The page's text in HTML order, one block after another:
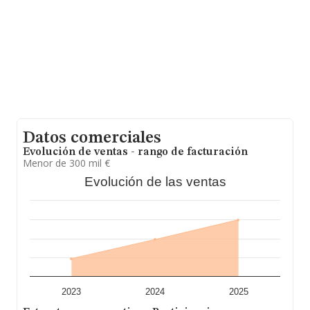
Datos comerciales
Evolución de ventas - rango de facturación
Menor de 300 mil €
Evolución de las ventas
2023 2024 2025